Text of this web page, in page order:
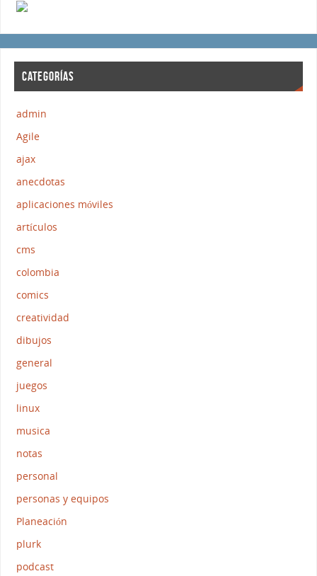
CATEGORÍAS
admin
Agile
ajax
anecdotas
aplicaciones móviles
artículos
cms
colombia
comics
creatividad
dibujos
general
juegos
linux
musica
notas
personal
personas y equipos
Planeación
plurk
podcast